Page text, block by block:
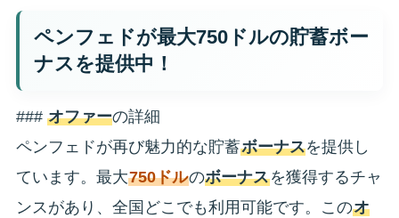
ペンフェドが最大750ドルの貯蓄ボー
ナスを提供中！
### オファーの詳細
ペンフェドが再び魅力的な貯蓄ボーナスを提供し
ています。最大750ドルのボーナスを獲得するチャ
ンスがあり、全国どこでも利用可能です。このオ